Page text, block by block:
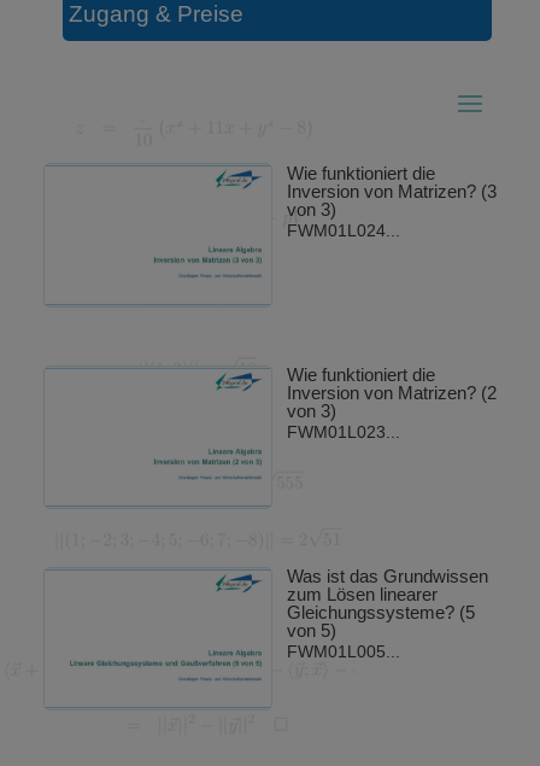
Zugang & Preise
Wie funktioniert die
Inversion von Matrizen? (3
von 3)
FWM01L024...
Wie funktioniert die
Inversion von Matrizen? (2
von 3)
FWM01L023...
Was ist das Grundwissen
zum Lösen linearer
Gleichungssysteme? (5
von 5)
FWM01L005...